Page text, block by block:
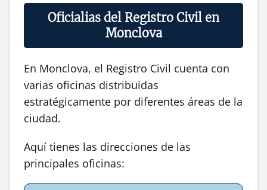
Oficialias del Registro Civil en
Monclova
En Monclova, el Registro Civil cuenta con
varias oficinas distribuidas
estratégicamente por diferentes áreas de la
ciudad.
Aquí tienes las direcciones de las
principales oficinas: